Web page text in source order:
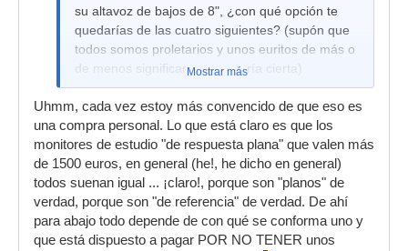
su altavoz de bajos de 8", ¿con qué opción te
quedarías de las cuatro siguientes? (supón que
todos somos proletarios y unos euritos de más o
de menos significan una sangría cierta)
432.32 €
* Tannoy Reveal Active 277.50 (c/u) ... Total
555.10 €
* Tannoy Reveal (2) + Etapa Alesis RA-150 Total
422.00 €
* M-Audio StudioPhile BX-5 (2) Total 405.00 €
Mostrar más
Uhmm, cada vez estoy más convencido de que eso es
una compra personal. Lo que está claro es que los
monitores de estudio "de respuesta plana" que valen más
de 1500 euros, en general (he!, he dicho en general)
todos suenan igual ... ¡claro!, porque son "planos" de
verdad, porque son "de referencia" de verdad. De ahí
para abajo todo depende de con qué se conforma uno y
que está dispuesto a pagar POR NO TENER unos